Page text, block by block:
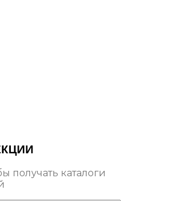
получать каталоги